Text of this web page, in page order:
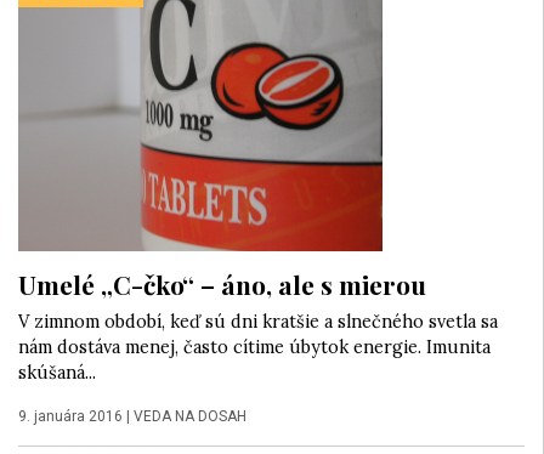
Umelé „C-čko“ – áno, ale s mierou
V zimnom období, keď sú dni kratšie a slnečného svetla sa
nám dostáva menej, často cítime úbytok energie. Imunita
skúšaná...
9. januára 2016 VEDA NA DOSAH